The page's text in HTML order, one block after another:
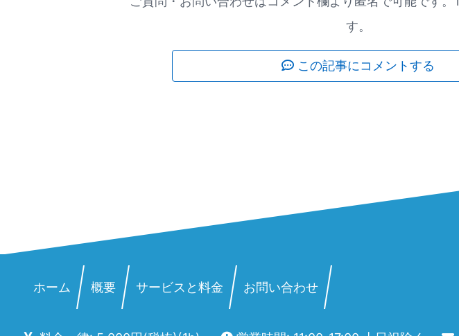
す。
この記事にコメントする
ホーム 概要 サービスと料金 お問い合わせ